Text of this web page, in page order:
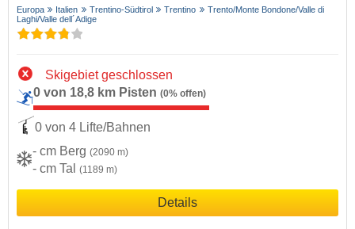
Europa Italien Trentino-Südtirol Trentino
Trento/​Monte Bondone/​Valle di
Laghi/​Valle dell´Adige
Skigebiet geschlossen
0 von 18,8 km Pisten (0% offen)
0 von 4 Lifte/Bahnen
- cm Berg (2090 m)
- cm Tal (1189 m)
Details